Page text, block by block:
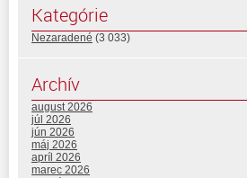
Kategórie
Nezaradené (3 033)
Archív
august 2026
júl 2026
jún 2026
máj 2026
apríl 2026
marec 2026